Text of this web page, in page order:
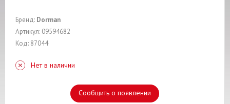
Бренд: Dorman
Артикул: 09594682
Код: 87044
Нет в наличии
Сообщить о появлении